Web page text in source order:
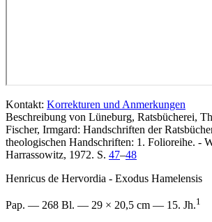
Kontakt: Korrekturen und Anmerkungen
Beschreibung von Lüneburg, Ratsbücherei,
Fischer, Irmgard: Handschriften der
theologischen Handschriften: 1. Folioreihe. -
Harrassowitz, 1972. S. 47–48
Henricus de Hervordia - Exodus Hamelensis
Pap. — 268 Bl. — 29 × 20,5 cm — 15. Jh.1